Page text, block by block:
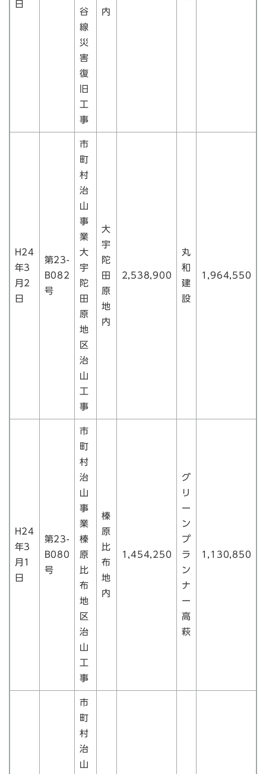
日
谷
線
災
害
復
旧
工
事
内
H24
年3
月2
日
第23-
B082
号
市
町
村
治
山
事
業
大
宇
陀
田
原
地
区
治
山
工
事
大
宇
陀
田
原
地
内
2,538,900
丸
和
建
設
1,964,550
H24
年3
月1
日
第23-
B080
号
市
町
村
治
山
事
業
榛
原
比
布
地
区
治
山
工
事
榛
原
比
布
地
内
1,454,250
グ
リ
ー
ン
プ
ラ
ン
ナ
ー
高
萩
1,130,850
市
町
村
治
山